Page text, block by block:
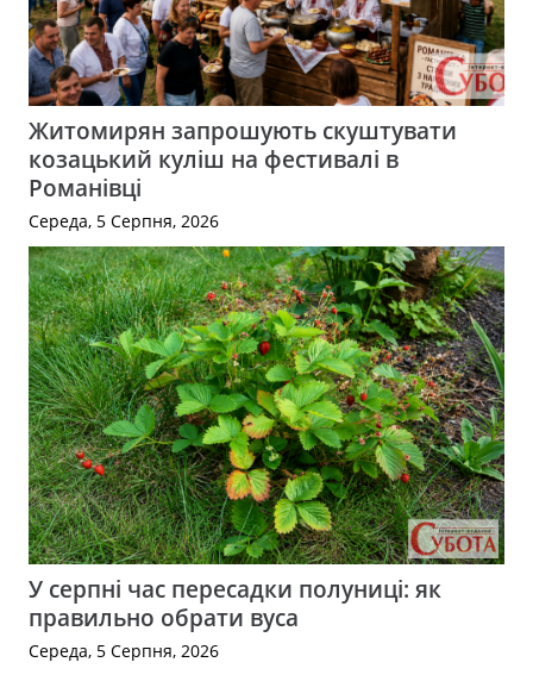
Житомирян запрошують скуштувати
козацький куліш на фестивалі в
Романівці
Середа, 5 Серпня, 2026
У серпні час пересадки полуниці: як
правильно обрати вуса
Середа, 5 Серпня, 2026